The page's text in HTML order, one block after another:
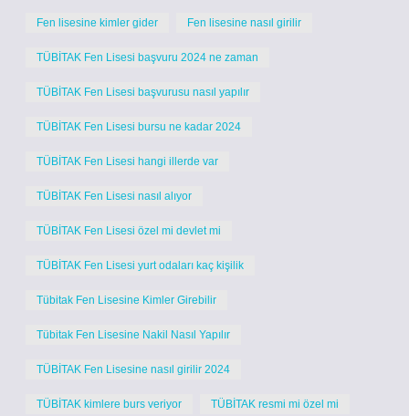
Fen lisesine kimler gider Fen lisesine nasıl girilir
TÜBİTAK Fen Lisesi başvuru 2024 ne zaman
TÜBİTAK Fen Lisesi başvurusu nasıl yapılır
TÜBİTAK Fen Lisesi bursu ne kadar 2024
TÜBİTAK Fen Lisesi hangi illerde var
TÜBİTAK Fen Lisesi nasıl alıyor
TÜBİTAK Fen Lisesi özel mi devlet mi
TÜBİTAK Fen Lisesi yurt odaları kaç kişilik
Tübitak Fen Lisesine Kimler Girebilir
Tübitak Fen Lisesine Nakil Nasıl Yapılır
TÜBİTAK Fen Lisesine nasıl girilir 2024
TÜBİTAK kimlere burs veriyor TÜBİTAK resmi mi özel mi